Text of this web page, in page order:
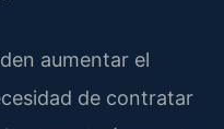
aumentar el
de contratar